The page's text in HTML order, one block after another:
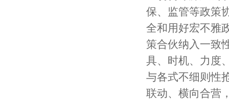
保、监管等政策
全和用好宏不雅
策合伙纳入一致
具、时机、力度
与各式不细则性
联动、横向合营